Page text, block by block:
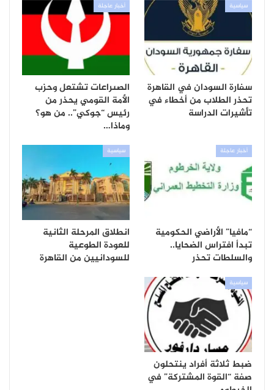
سياسية
سفارة السودان في القاهرة
تحذر الطلاب من أخطاء في
تأشيرات الدراسة
أخبار عاجلة
الصىراعات تشتعل وحزب
الأمة القومي يحذر من
رئيس “جوكي”.. من هو؟
وماذا…
أخبار عاجلة
“مافيا” الأراضي الحكومية
تبدأ افتراس الضحايا..
والسلطات تحذر
سياسية
انطلاق المرحلة الثانية
للعودة الطوعية
للسودانيين من القاهرة
سياسية
ضبط ثلاثة أفراد ينتحلون
صفة “القوة المشتركة” في